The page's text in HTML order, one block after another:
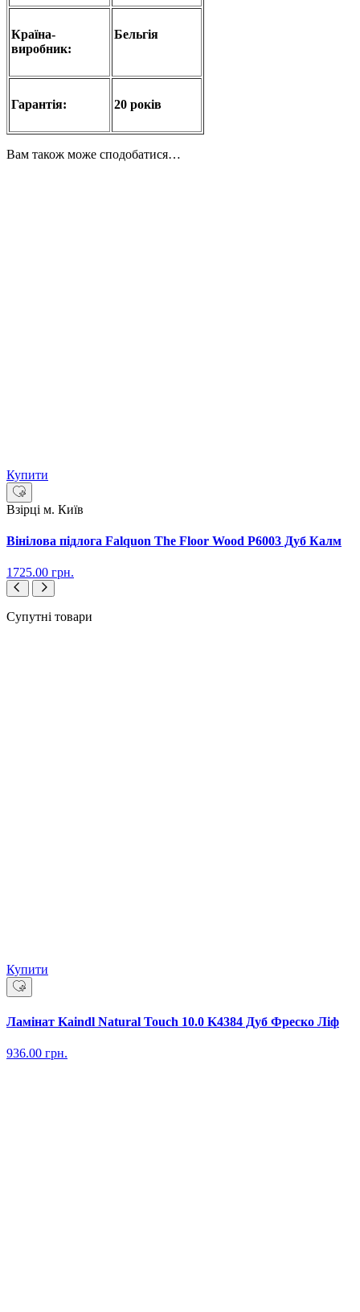
Країна-
виробник:
Бельгія
Гарантія: 20 років
Вам також може сподобатися…
Купити
Взірці м. Київ
Вінілова підлога Falquon The Floor Wood P6003 Дуб Калм
1725.00 грн.
Супутні товари
Купити
Ламінат Kaindl Natural Touch 10.0 K4384 Дуб Фреско Ліф
936.00 грн.